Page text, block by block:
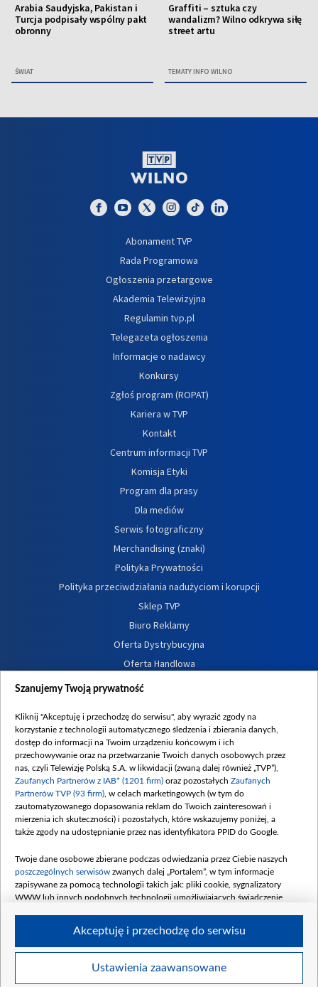
Arabia Saudyjska, Pakistan i
Turcja podpisały wspólny pakt
obronny
ŚWIAT
Graffiti – sztuka czy
wandalizm? Wilno odkrywa siłę
street artu
TEMATY INFO WILNO
Abonament TVP
Rada Programowa
Ogłoszenia przetargowe
Akademia Telewizyjna
Regulamin tvp.pl
Telegazeta ogłoszenia
Informacje o nadawcy
Konkursy
Zgłoś program (ROPAT)
Kariera w TVP
Kontakt
Centrum informacji TVP
Komisja Etyki
Program dla prasy
Dla mediów
Serwis fotograficzny
Merchandising (znaki)
Polityka Prywatności
Polityka przeciwdziałania nadużyciom i korupcji
Sklep TVP
Biuro Reklamy
Oferta Dystrybucyjna
Oferta Handlowa
Dostępność
Procedura zgłoszeń wewnętrznych
Szanujemy Twoją prywatność
Kliknij "Akceptuję i przechodzę do serwisu", aby wyrazić zgody na
korzystanie z technologii automatycznego śledzenia i zbierania danych,
dostęp do informacji na Twoim urządzeniu końcowym i ich
przechowywanie oraz na przetwarzanie Twoich danych osobowych przez
nas, czyli Telewizję Polską S.A. w likwidacji (zwaną dalej również „TVP”),
Zaufanych Partnerów z IAB* (1201 firm) oraz pozostałych Zaufanych
Partnerów TVP (93 firm) , w celach marketingowych (w tym do
zautomatyzowanego dopasowania reklam do Twoich zainteresowań i
mierzenia ich skuteczności) i pozostałych, które wskazujemy poniżej, a
także zgody na udostępnianie przez nas identyfikatora PPID do Google.
Twoje dane osobowe zbierane podczas odwiedzania przez Ciebie naszych
poszczególnych serwisów zwanych dalej „Portalem”, w tym informacje
zapisywane za pomocą technologii takich jak: pliki cookie, sygnalizatory
WWW lub innych podobnych technologii umożliwiających świadczenie
Twoje dane osobowe zbierane podczas odwiedzania przez Ciebie
Ustawienia zaawansowane
Akceptuję i przechodzę do serwisu